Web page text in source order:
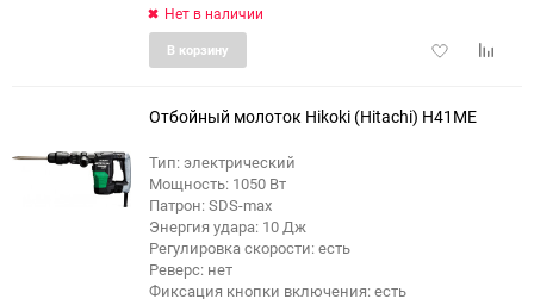
Нет в наличии
Добавить
В корзину
Отбойный молоток Hikoki (Hitachi) H41ME
Тип: электрический
Мощность: 1050 Вт
Патрон: SDS-max
Энергия удара: 10 Дж
Регулировка скорости: есть
Реверс: нет
Фиксация кнопки включения: есть